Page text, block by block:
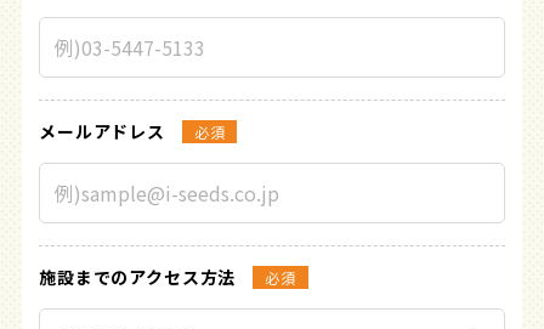
メールアドレス 必須
施設までのアクセス方法 必須